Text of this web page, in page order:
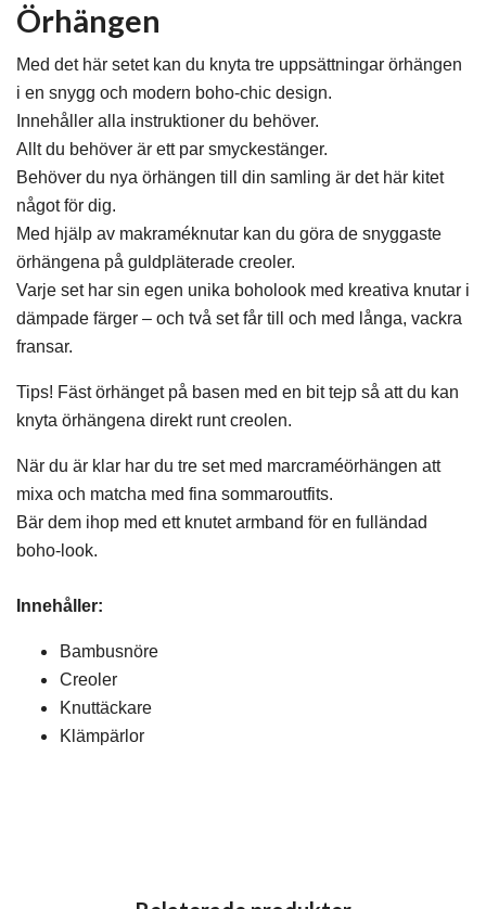
Örhängen
Med det här setet kan du knyta tre uppsättningar örhängen
i en snygg och modern boho-chic design.
Innehåller alla instruktioner du behöver.
Allt du behöver är ett par smyckestänger.
Behöver du nya örhängen till din samling är det här kitet
något för dig.
Med hjälp av makraméknutar kan du göra de snyggaste
örhängena på guldpläterade creoler.
Varje set har sin egen unika boholook med kreativa knutar i
dämpade färger – och två set får till och med långa, vackra
fransar.
Tips! Fäst örhänget på basen med en bit tejp så att du kan
knyta örhängena direkt runt creolen.
När du är klar har du tre set med marcraméörhängen att
mixa och matcha med fina sommaroutfits.
Bär dem ihop med ett knutet armband för en fulländad
boho-look.
Innehåller:
Bambusnöre
Creoler
Knuttäckare
Klämpärlor